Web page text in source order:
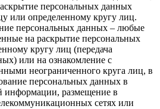
персональных данных
или определенному кругу лиц.
персональных данных – любые
на раскрытие персональных
кругу лиц (передача
или на ознакомление с
неограниченного круга лиц, в
персональных данных в
информации, размещение в
сетях или